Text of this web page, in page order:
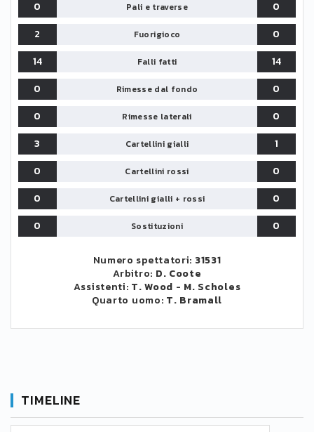
0 Pali e traverse
0
2
Fuorigioco
0
14
Falli fatti
14
0
Rimesse dal fondo
0
0
Rimesse laterali
0
3
Cartellini gialli
1
0
Cartellini rossi
0
0
Cartellini gialli + rossi
0
0
Sostituzioni 0
Numero spettatori: 31531
Arbitro: D. Coote
Assistenti: T. Wood - M. Scholes
Quarto uomo: T. Bramall
TIMELINE